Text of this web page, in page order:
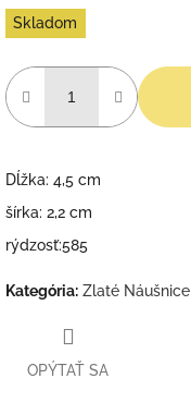
Jednotková
cena:
Skladom
Dĺžka: 4,5 cm
šírka: 2,2 cm
rýdzosť:585
Kategória: Zlaté Náušnice
OPÝTAŤ SA